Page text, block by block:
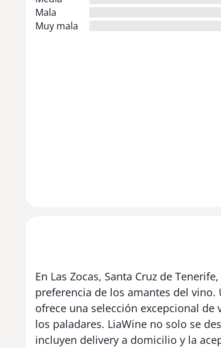
Mala
Muy mala
En Las Zocas, Santa Cruz de
preferencia de los amantes del vino.
ofrece una selección excepcional
los paladares. LiaWine no solo se
incluyen delivery a domicilio y la